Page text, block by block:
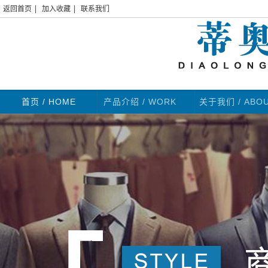
返回首页 加入收藏 联系我们
首页 / HOME 产品介绍 / WORK 关于我们 /